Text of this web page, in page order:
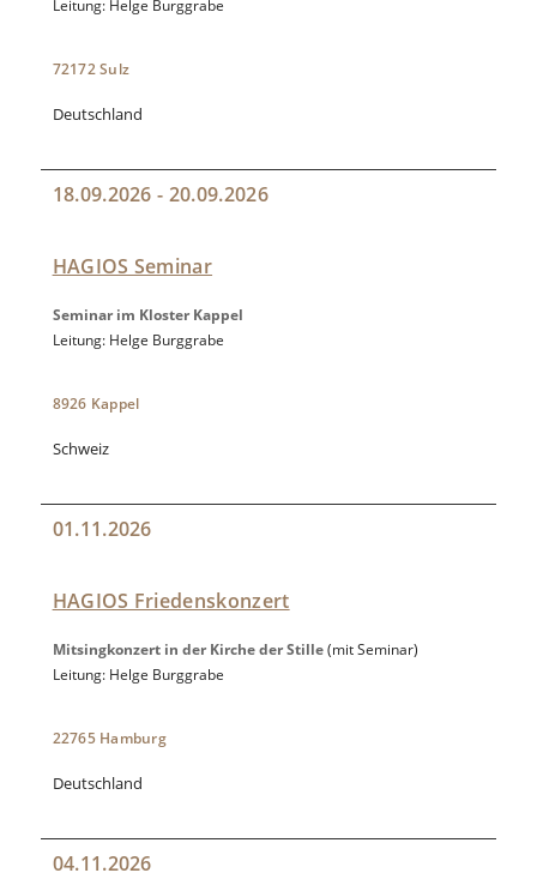
Leitung: Helge Burggrabe
72172 Sulz
Deutschland
18.09.2026 - 20.09.2026
HAGIOS Seminar
Seminar im Kloster Kappel
Leitung: Helge Burggrabe
8926 Kappel
Schweiz
01.11.2026
HAGIOS Friedenskonzert
Mitsingkonzert in der Kirche der Stille(mit Seminar)
Leitung: Helge Burggrabe
22765 Hamburg
Deutschland
04.11.2026